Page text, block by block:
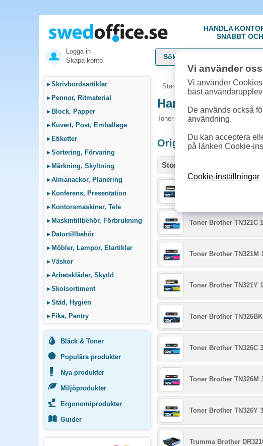
HANDLA
SNABBT
Logga in
Skapa konto
▸Skrivbordsartiklar
▸ Pennor, Ritmaterial
▸ Block, Papper
▸ Kuvert, Post, Emballage
▸ Etiketter
▸Sortering, Förvaring
▸ Märkning, Skyltning
▸Almanackor, Planering
▸ Konferens, Presentation
▸ Kontorsmaskiner, Tele
▸ Maskintillbehör, Förbrukning
▸ Datortillbehör
▸ Möbler, Lampor, Elartiklar
▸Väskor
▸Arbetskläder, Skydd
▸Skolsortiment
▸Städ, Hygien
▸ Fika, Pentry
Bläck & Toner
Populära produkter
Nya produkter
Miljöprodukter
Ergonomiprodukter
Guider
Startsida » Sök bläck & toner»
Handla Toner till
Toner och tillbehör som passar till
Originalprodukter till
Storlek / info
Toner Brother
Toner Brother TN321C
Toner Brother TN321M
Toner Brother TN321Y
Toner Brother
Toner Brother TN326C
Toner Brother TN326M
Toner Brother TN326Y
Trumma Brother
Vi använder
Vi använder
bäst
De används också
användning.
Du kan acceptera
på länken Cookie-
Cookie-inställningar